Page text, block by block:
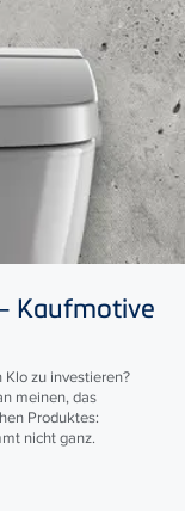
Kaufmotive
Klo zu investieren?
meinen, das
Produktes:
nicht ganz.